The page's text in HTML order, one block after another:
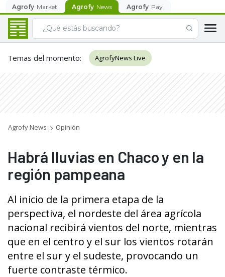
Agrofy Market Agrofy News Agrofy Pay
Temas del momento: AgrofyNews Live
Agrofy News Opinión
Habrá lluvias en Chaco y en la
región pampeana
Al inicio de la primera etapa de la
perspectiva, el nordeste del área agrícola
nacional recibirá vientos del norte, mientras
que en el centro y el sur los vientos rotarán
entre el sur y el sudeste, provocando un
fuerte contraste térmico.